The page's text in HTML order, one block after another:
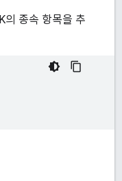
의 종속 항목을 추